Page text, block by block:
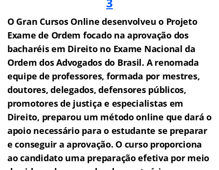
O Gran Cursos Online desenvolveu o Projeto
Exame de Ordem focado na aprovação dos
bacharéis em Direito no Exame Nacional da
Ordem dos Advogados do Brasil. A renomada
equipe de professores, formada por mestres,
doutores, delegados, defensores públicos,
promotores de justiça e especialistas em
Direito, preparou um método online que dará o
apoio necessário para o estudante se preparar
e conseguir a aprovação. O curso proporciona
ao candidato uma preparação efetiva por meio